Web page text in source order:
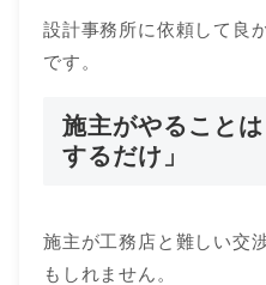
設計事務所に依頼して良
です。
施主がやること
するだけ」
施主が工務店と難しい交
もしれません。